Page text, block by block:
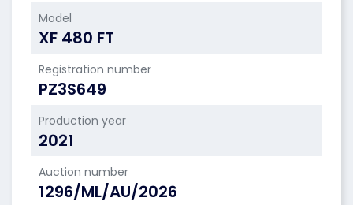
Model
XF 480 FT
Registration number
PZ3S649
Production year
2021
Auction number
1296/ML/AU/2026